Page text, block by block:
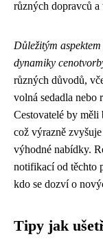
různých dopravců a
Důležitým
dynamiky
různých důvodů,
volná sedadla nebo
Cestovatelé by
což výrazně
výhodné nabídky.
notifikací od těchto
kdo se dozví o
Tipy jak